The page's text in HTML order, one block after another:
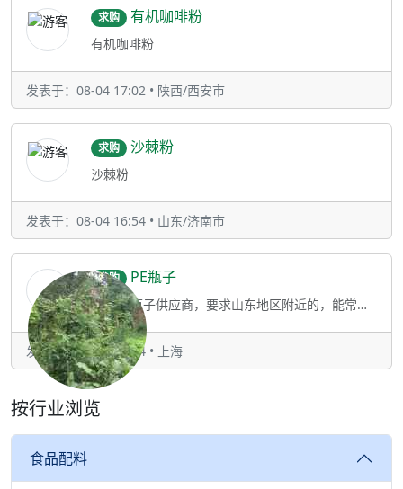
按行业浏览
食品配料
求购 有机咖啡粉
有机咖啡粉
发表于：08-04 17:02 • 陕西/西安市
求购 沙棘粉
沙棘粉
发表于：08-04 16:54 • 山东/济南市
求购 PE瓶子
寻找PE瓶子供应商，要求山东地区附近的，能常年稳定供应。供应商通过FSSC或BRC认证优先考虑，
发表于：08-04 16:54 • 上海